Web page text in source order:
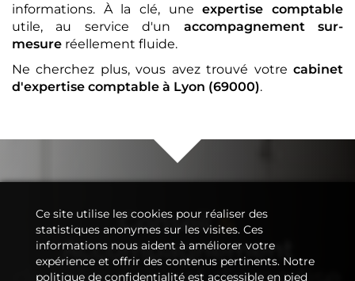
informations. À la clé, uneexpertise comptable
utile, au service d'un accompagnement sur-
mesure réellement fluide.
Ne cherchez plus, vous avez trouvé votre cabinet
d'expertise comptable à Lyon (69000).
Conseil&
Accompagnement
Ce site utilise les cookies pour réaliser des
statistiques anonymes sur les visites. Ces
informations nous aident à améliorer votre
expérience et offrir des contenus pertinents. Notre
politique de confidentialité est accessible en pied